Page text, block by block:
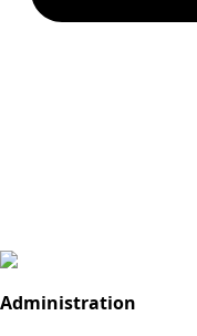
Administration